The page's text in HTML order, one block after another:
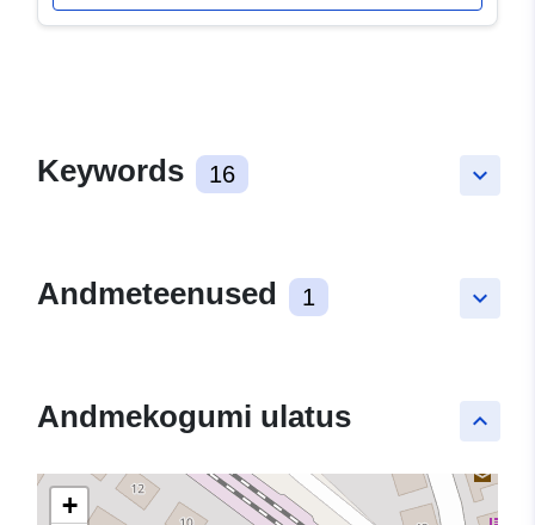
keyboard_arrow_down
Keywords 16
keyboard_arrow_down
Andmeteenused 1
keyboard_arrow_up
Andmekogumi ulatus
+